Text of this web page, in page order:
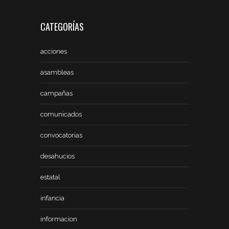
CATEGORÍAS
acciones
asambleas
campañas
comunicados
convocatorias
desahucios
estatal
infancia
informacion